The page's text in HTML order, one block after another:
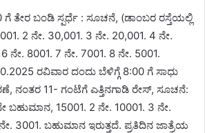
ತೇರ ಬಂಡಿ ಸ್ಪರ್ಧೆ : ಸೂಚನೆ, (ಡಾಂಬರ ರಸ್ತೆಯಲ್ಲಿ
2 ನೇ. 30,001. 3 ನೇ. 20,001. 4 ನೇ.
ನೇ. 8001. 7 ನೇ. 7001. 8 ನೇ. 5001.
ರವಿವಾರ ದಂದು ಬೆಳಿಗ್ಗೆ 8:00 ಗೆ ಸಾಧು
ನಂತರ 11- ಗಂಟೆಗೆ ಎತ್ತಿನಗಾಡಿ ರೇಸ್, ಸೂಚನೆ:
ಬಹುಮಾನ, 15001. 2 ನೇ. 10001. 3 ನೇ.
3001. ಬಹುಮಾನ ಇರುತ್ತದೆ. ಪ್ರತಿದಿನ ಜಾತ್ರೆಯ